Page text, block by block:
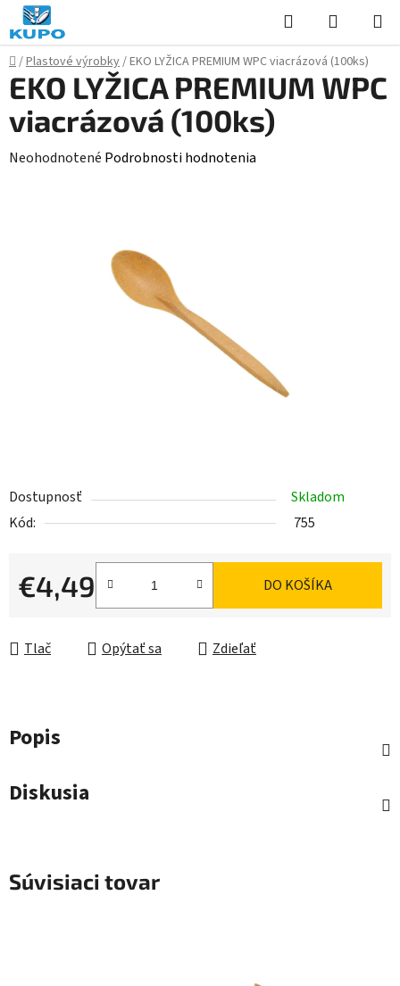
Prejsť
na
obsah
Hľadať
KOŠÍK
Domov
/Plastové výrobky/EKO LYŽICA PREMIUM WPC viacrázová (100ks)
Dostupnosť
Skladom
Kód:
755
€4,49
Jednotková cena:
DO KOŠÍKA
Tlač Opýtať sa Zdieľať
EKO LYŽICA PREMIUM WPC
viacrázová (100ks)
Priemerné
Neohodnotené Podrobnosti hodnotenia
Popis
Diskusia
Súvisiaci tovar